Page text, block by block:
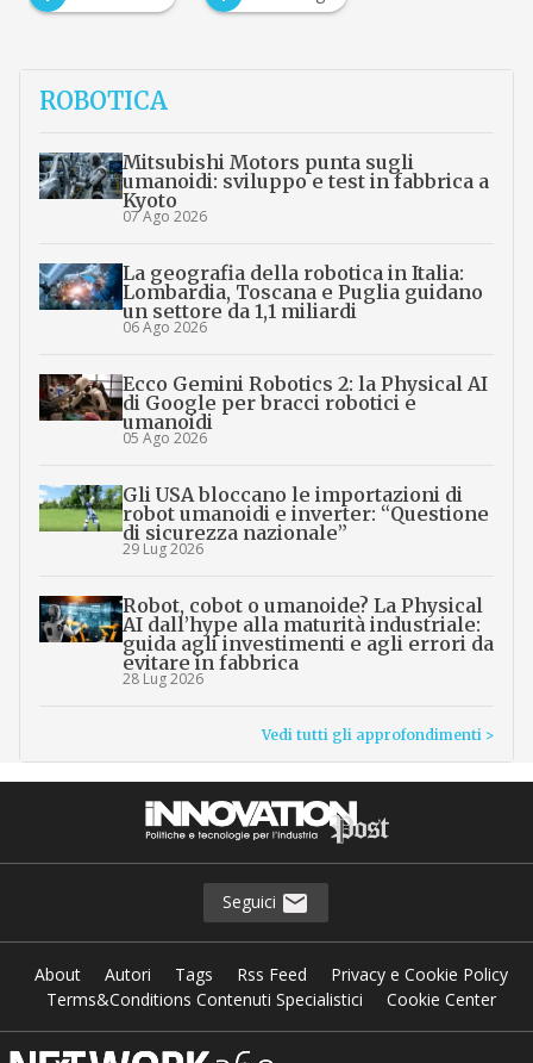
ROBOTICA
Mitsubishi Motors punta sugli
umanoidi: sviluppo e test in fabbrica a
Kyoto
07 Ago 2026
La geografia della robotica in Italia:
Lombardia, Toscana e Puglia guidano
un settore da 1,1 miliardi
06 Ago 2026
Ecco Gemini Robotics 2: la Physical AI
di Google per bracci robotici e
umanoidi
05 Ago 2026
Gli USA bloccano le importazioni di
robot umanoidi e inverter: “Questione
di sicurezza nazionale”
29 Lug 2026
Robot, cobot o umanoide? La Physical
AI dall’hype alla maturità industriale:
guida agli investimenti e agli errori da
evitare in fabbrica
28 Lug 2026
Vedi tutti gli approfondimenti >
Seguici
About Autori Tags Rss Feed
Privacy e Cookie Policy
Terms&Conditions Contenuti Specialistici
Cookie Center